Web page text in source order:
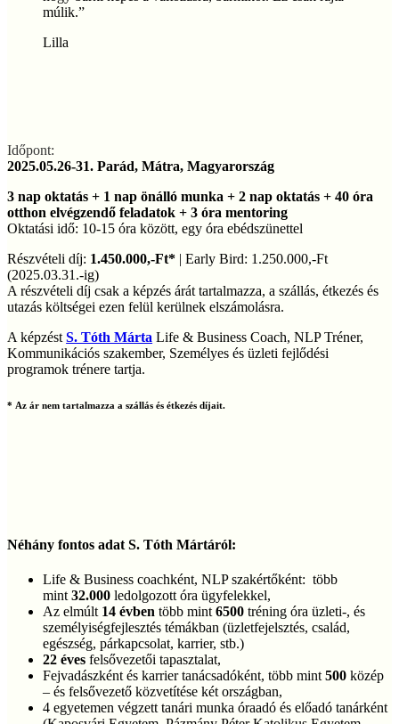
múlik.”
Lilla
Időpont:
2025.05.26-31. Parád, Mátra, Magyarország
3 nap oktatás + 1 nap önálló munka + 2 nap oktatás + 40 óra
otthon elvégzendő feladatok + 3 óra mentoring
Oktatási idő: 10-15 óra között, egy óra ebédszünettel
Részvételi díj: 1.450.000,-Ft* | Early Bird: 1.250.000,-Ft
(2025.03.31.-ig)
A részvételi díj csak a képzés árát tartalmazza, a szállás, étkezés és
utazás költségei ezen felül kerülnek elszámolásra.
A képzéstS. Tóth Márta Life & Business Coach, NLP Tréner,
Kommunikációs szakember, Személyes és üzleti fejlődési
programok trénere tartja.
* Az ár nem tartalmazza a szállás és étkezés díjait.
Néhány fontos adat S. Tóth Mártáról:
Life & Business coachként, NLP szakértőként: több
mint32.000 ledolgozott óra ügyfelekkel,
Az elmúlt 14 évben több mint6500 tréning óra üzleti-, és
személyiségfejlesztés témákban (üzletfejelsztés, család,
egészség, párkapcsolat, karrier, stb.)
22 éves felsővezetői tapasztalat,
Fejvadászként és karrier tanácsadóként, több mint500 közép
– és felsővezető közvetítése két országban,
4 egyetemen végzett tanári munka óraadó és előadó tanárként